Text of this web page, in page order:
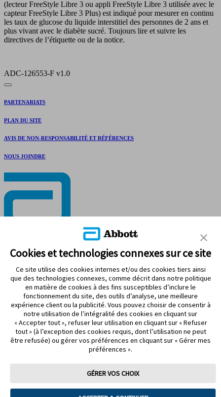
(lecteur FreeStyle Libre 3 ou appli FreeStyle Libre 3 utilisée avec le
capteur FreeStyle Libre 3 Plus) est indiqué pour mesurer en continu
les taux de glucose du liquide interstitiel des personnes de 2 ans et
plus vivant avec le diabète sucré. Toujours lire et suivre les
directives de l’étiquette ou de la notice.
ADC-126553-F v1.0
PARTENARIATS
PLAN DU SITE
AVIS DE NON-RESPONSABILITÉ ET RÉFÉRENCES
NOUS JOINDRE
Modalités d’utilisation
Politique de confidentialité
Énoncé d’accessibilité
Préférences de cookies
©2026 Abbott. Tous droits réservés. La forme circulaire du boîtier
du capteur, FreeStyle, Libre et les marques connexes sont des
Vous allez maintenant quitter un site Web d’Abbott Canada, un
site administré par Abbott.
Cookies et technologies connexes sur ce site
Ce site utilise des cookies internes et/ou des cookies tiers ainsi
que des technologies connexes, comme décrit dans notre politique
en matière de cookies à des fins susceptibles d’inclure le
fonctionnement du site, des outils d’analyse, une meilleure
expérience client ou la publicité. Vous pouvez choisir de consentir à
notre utilisation de l’intégralité des cookies en cliquant sur
« Accepter tout », refuser leur utilisation en cliquant sur « Refuser
tout » (à l’exception des cookies requis, dont l’utilisation ne peut
être refusée) ou gérer vos préférences en cliquant sur « Gérer mes
préférences ».
GÉRER VOS CHOIX